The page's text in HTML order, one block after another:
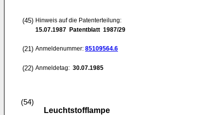
(45) Hinweis auf die Patenterteilung:
15.07.1987 Patentblatt 1987/29
(21) Anmeldenummer: 85109564.6
(22) Anmeldetag: 30.07.1985
(54)
Leuchtstofflampe